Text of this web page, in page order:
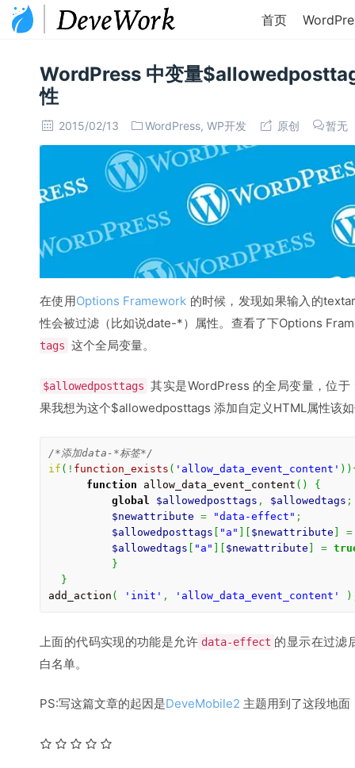
首页
WordPress 中变量
性
2015/02/13 WordPress,WP开发 原创 暂无
在使用Options Framework 的时候，发现如果输入的
性会被过滤（比如说date-*）属性。查看了下Options
tags 这个全局变量。
$allowedposttags 其实是WordPress 的全局变量，位于
果我想为这个$allowedposttags 添加自定义HTML属性该
/*添加data-*标签*/
if ( ! function_exists ( 'allow_data_event_content' ) )
function allow_data_event_content ( )
{
global
$allowedposttags , $allowedtags ;
$newattribute = "data-effect" ;
$allowedposttags
"a" $newattribute
=
$allowedtags
"a" $newattribute =
}
}
add_action ( 'init' , 'allow_data_event_content' )
上面的代码实现的功能是允许 data-effect 的显示在过滤
白名单。
PS:写这篇文章的起因是DeveMobile2 主题用到了这段地